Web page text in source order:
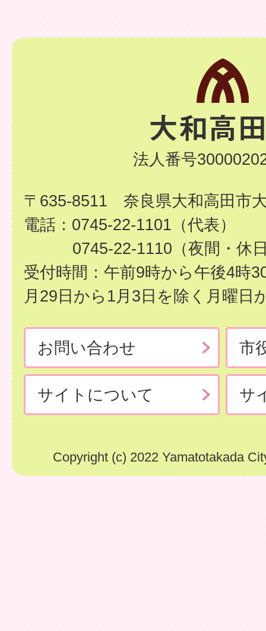
法人番号
〒635-8511 奈良県大和高田市
電話：0745-22-1101（代表）
0745-22-1110（夜間・休
受付時間：午前9時から午後4時
月29日から1月3日を除く月曜日
お問い合わせ 市
サイトについて サ
Copyright (c) 2022 Yamatotakada